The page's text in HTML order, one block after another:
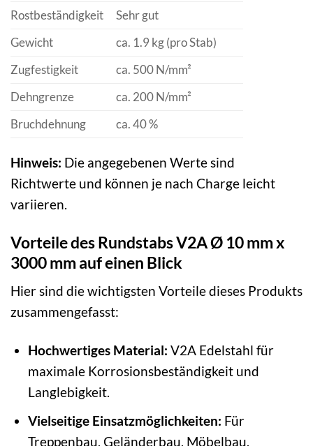
Rostbeständigkeit
Sehr gut
Gewicht
ca. 1.9 kg (pro Stab)
Zugfestigkeit
ca. 500 N/mm²
Dehngrenze
ca. 200 N/mm²
Bruchdehnung
ca. 40 %
Hinweis: Die angegebenen Werte sind
Richtwerte und können je nach Charge leicht
variieren.
Vorteile des Rundstabs V2A Ø 10 mm x
3000 mm auf einen Blick
Hier sind die wichtigsten Vorteile dieses Produkts
zusammengefasst:
Hochwertiges Material: V2A Edelstahl für
maximale Korrosionsbeständigkeit und
Langlebigkeit.
Vielseitige Einsatzmöglichkeiten: Für
Treppenbau, Geländerbau, Möbelbau,